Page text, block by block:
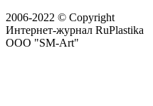
2006-2022 © Copyright
Интернет-журнал RuPlastika
ООО "SM-Art"